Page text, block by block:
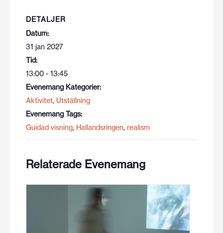
DETALJER
Datum:
31 jan 2027
Tid:
13:00 - 13:45
Evenemang Kategorier:
Aktivitet, Utställning
Evenemang Tags:
Guidad visning, Hallandsringen, realism
Relaterade Evenemang